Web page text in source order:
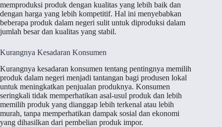
memproduksi produk dengan kualitas yang lebih baik dan
dengan harga yang lebih kompetitif. Hal ini menyebabkan
beberapa produk dalam negeri sulit untuk diproduksi dalam
jumlah besar dan kualitas yang stabil.
Kurangnya Kesadaran Konsumen
Kurangnya kesadaran konsumen tentang pentingnya memilih
produk dalam negeri menjadi tantangan bagi produsen lokal
untuk meningkatkan penjualan produknya. Konsumen
seringkali tidak memperhatikan asal-usul produk dan lebih
memilih produk yang dianggap lebih terkenal atau lebih
murah, tanpa memperhatikan dampak sosial dan ekonomi
yang dihasilkan dari pembelian produk impor.